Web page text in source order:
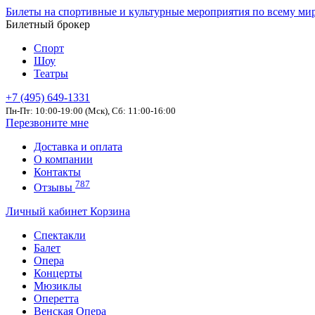
Билеты на спортивные и культурные мероприятия по всему
Билетный брокер
Спорт
Шоу
Театры
+7 (495) 649-1331
Пн-Пт: 10:00-19:00 (Мск), Сб: 11:00-16:00
Перезвоните мне
Доставка и оплата
О компании
Контакты
Отзывы 787
Личный кабинет Корзина
Спектакли
Балет
Опера
Концерты
Мюзиклы
Оперетта
Венская Опера